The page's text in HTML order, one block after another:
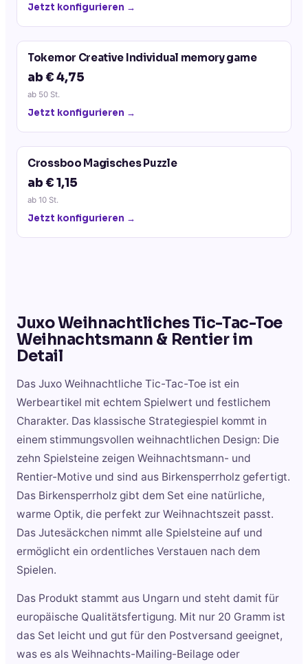
Jetzt konfigurieren →
Tokemor Creative Individual memory game
ab € 4,75
ab 50 St.
Jetzt konfigurieren →
Crossboo Magisches Puzzle
ab € 1,15
ab 10 St.
Jetzt konfigurieren →
Juxo Weihnachtliches Tic-Tac-Toe
Weihnachtsmann & Rentierim
Detail
Das Juxo Weihnachtliche Tic-Tac-Toe ist ein
Werbeartikel mit echtem Spielwert und festlichem
Charakter. Das klassische Strategiespiel kommt in
einem stimmungsvollen weihnachtlichen Design: Die
zehn Spielsteine zeigen Weihnachtsmann- und
Rentier-Motive und sind aus Birkensperrholz gefertigt.
Das Birkensperrholz gibt dem Set eine natürliche,
warme Optik, die perfekt zur Weihnachtszeit passt.
Das Jutesäckchen nimmt alle Spielsteine auf und
ermöglicht ein ordentliches Verstauen nach dem
Spielen.
Das Produkt stammt aus Ungarn und steht damit für
europäische Qualitätsfertigung. Mit nur 20 Gramm ist
das Set leicht und gut für den Postversand geeignet,
was es als Weihnachts-Mailing-Beilage oder